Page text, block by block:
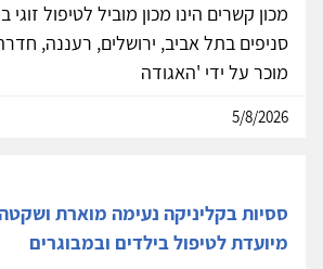
מכון קשרים הינו מכון מוביל לטיפול
סניפים בתל אביב, ירושלים, רעננה,
מוכר על ידי 'האגודה
5/8/2026
ססיות בקליניקה נעימה מוארת ושקטה
מיועדת לטיפול בילדים ובמבוגרים